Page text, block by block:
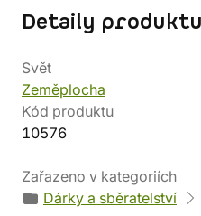
Detaily produktu
Svět
Zeměplocha
Kód produktu
10576
Zařazeno v kategoriích
Dárky a sběratelství